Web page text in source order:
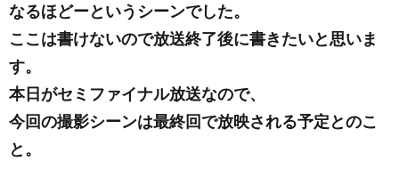
なるほどーというシーンでした。
ここは書けないので放送終了後に書きたいと思いま
す。
本日がセミファイナル放送なので、
今回の撮影シーンは最終回で放映される予定とのこ
と。